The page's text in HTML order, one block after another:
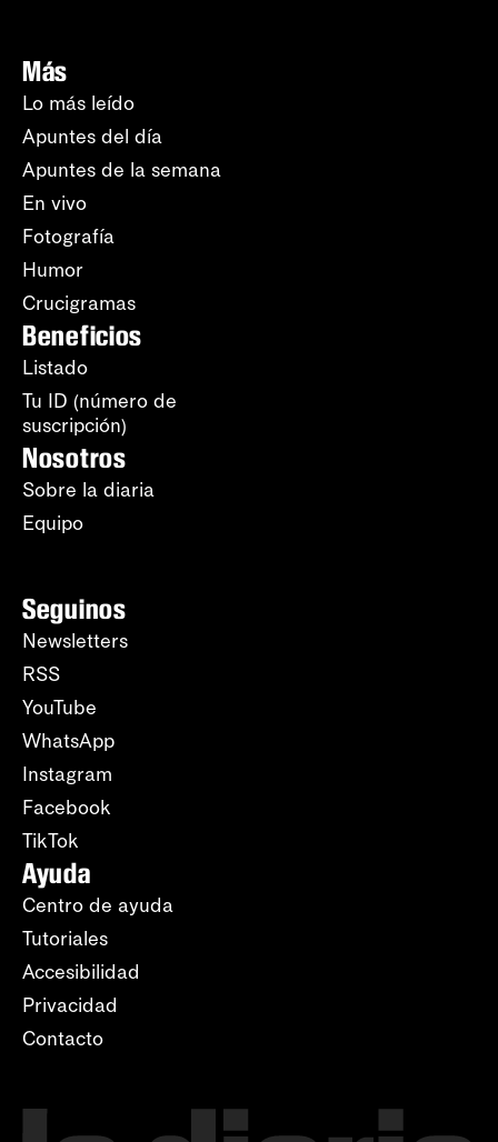
Más
Lo más leído
Apuntes del día
Apuntes de la semana
En vivo
Fotografía
Humor
Crucigramas
Beneficios
Listado
Tu ID (número de
suscripción)
Nosotros
Sobre la diaria
Equipo
Seguinos
Newsletters
RSS
YouTube
WhatsApp
Instagram
Facebook
TikTok
Ayuda
Centro de ayuda
Tutoriales
Accesibilidad
Privacidad
Contacto